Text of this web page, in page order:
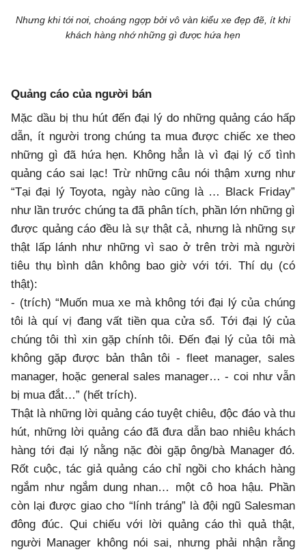
Nhưng khi tới nơi, choáng ngợp bởi vô vàn kiểu xe đẹp đẽ, ít khi
khách hàng nhớ những gì được hứa hẹn
Quảng cáo của người bán
Mặc dầu bị thu hút đến đại lý do những quảng cáo hấp
dẫn, ít người trong chúng ta mua được chiếc xe theo
những gì đã hứa hẹn. Không hẳn là vì đại lý cố tình
quảng cáo sai lạc! Trừ những câu nói thậm xưng như
“Tại đại lý Toyota, ngày nào cũng là … Black Friday”
như lần trước chúng ta đã phân tích, phần lớn những gì
được quảng cáo đều là sự thật cả, nhưng là những sự
thật lấp lánh như những vì sao ở trên trời mà người
tiêu thụ bình dân không bao giờ với tới. Thí dụ (có
thật):
- (trích) “Muốn mua xe mà không tới đại lý của chúng
tôi là quí vị đang vất tiền qua cửa sổ. Tới đại lý của
chúng tôi thì xin gặp chính tôi. Đến đại lý của tôi mà
không gặp được bản thân tôi - fleet manager, sales
manager, hoặc general sales manager… - coi như vẫn
bị mua đắt…” (hết trích).
Thật là những lời quảng cáo tuyệt chiêu, độc đáo và thu
hút, những lời quảng cáo đã đưa dẫn bao nhiêu khách
hàng tới đại lý nằng nặc đòi gặp ông/bà Manager đó.
Rốt cuộc, tác giả quảng cáo chỉ ngồi cho khách hàng
ngắm như ngắm dung nhan… một cô hoa hậu. Phần
còn lại được giao cho “lính tráng” là đội ngũ Salesman
đông đúc. Qui chiếu với lời quảng cáo thì quả thật,
người Manager không nói sai, nhưng phải nhận rằng